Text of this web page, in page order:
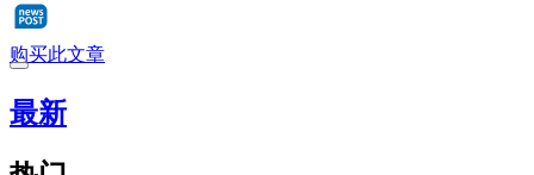
购买此文章
最新